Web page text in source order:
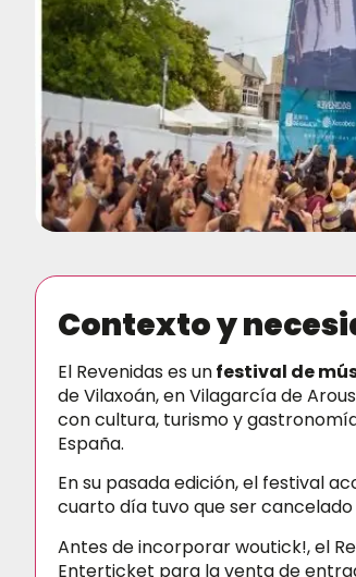
Contexto y
El Revenidas es unfestival de
de Vilaxoán, en Vilagarcía de
con cultura, turismo y
España.
En su pasada edición, el festival
cuarto día tuvo que ser
Antes de incorporar woutick!, el
Enterticket para la venta de